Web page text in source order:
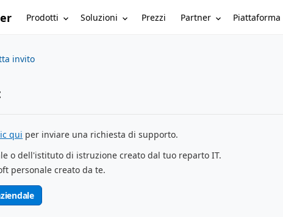
Prodotti Soluzioni Prezzi Partner Piattaforma
invito
qui per inviare una richiesta di supporto.
o dell'istituto di istruzione creato dal tuo reparto IT.
personale creato da te.